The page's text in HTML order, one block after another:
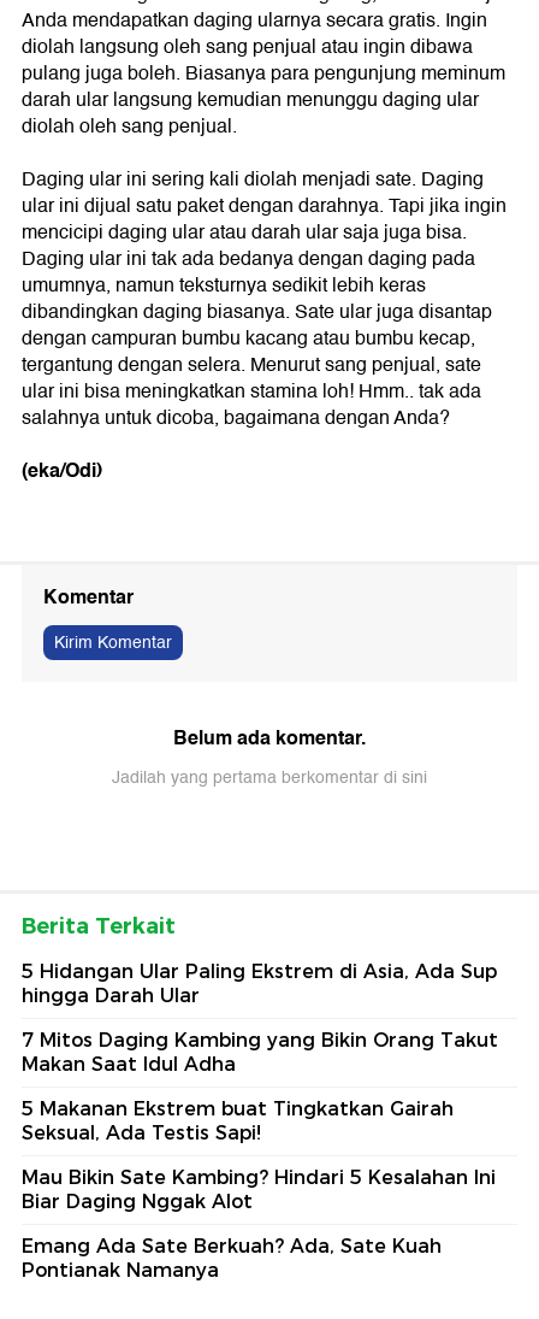
Anda mendapatkan daging ularnya secara gratis. Ingin
diolah langsung oleh sang penjual atau ingin dibawa
pulang juga boleh. Biasanya para pengunjung meminum
darah ular langsung kemudian menunggu daging ular
diolah oleh sang penjual.
Daging ular ini sering kali diolah menjadi sate. Daging
ular ini dijual satu paket dengan darahnya. Tapi jika ingin
mencicipi daging ular atau darah ular saja juga bisa.
Daging ular ini tak ada bedanya dengan daging pada
umumnya, namun teksturnya sedikit lebih keras
dibandingkan daging biasanya. Sate ular juga disantap
dengan campuran bumbu kacang atau bumbu kecap,
tergantung dengan selera. Menurut sang penjual, sate
ular ini bisa meningkatkan stamina loh! Hmm.. tak ada
salahnya untuk dicoba, bagaimana dengan Anda?
(eka/Odi)
Komentar
Kirim Komentar
Belum ada komentar.
Jadilah yang pertama berkomentar di sini
Berita Terkait
5 Hidangan Ular Paling Ekstrem di Asia, Ada Sup
hingga Darah Ular
7 Mitos Daging Kambing yang Bikin Orang Takut
Makan Saat Idul Adha
5 Makanan Ekstrem buat Tingkatkan Gairah
Seksual, Ada Testis Sapi!
Mau Bikin Sate Kambing? Hindari 5 Kesalahan Ini
Biar Daging Nggak Alot
Emang Ada Sate Berkuah? Ada, Sate Kuah
Pontianak Namanya